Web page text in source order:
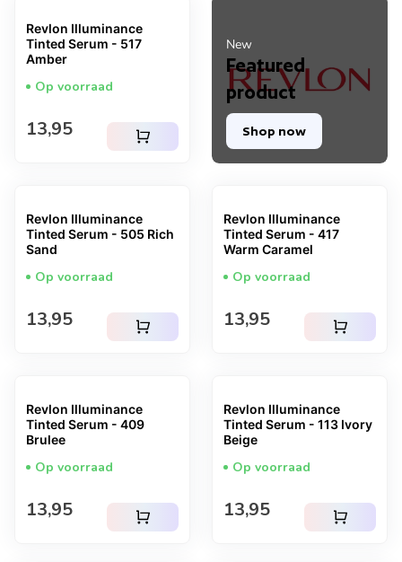
New
Featured
product
Shop now
Revlon Illuminance
Tinted Serum - 517
Amber
Op voorraad
Normale prijs
13,95 shopping_cart
Revlon Illuminance
Tinted Serum - 505 Rich
Sand
Op voorraad
Normale prijs
13,95 shopping_cart
Revlon Illuminance
Tinted Serum - 417
Warm Caramel
Op voorraad
Normale prijs
13,95 shopping_cart
Revlon Illuminance
Tinted Serum - 409
Brulee
Op voorraad
Normale prijs
13,95 shopping_cart
Revlon Illuminance
Tinted Serum - 113 Ivory
Beige
Op voorraad
Normale prijs
13,95 shopping_cart